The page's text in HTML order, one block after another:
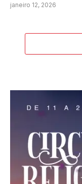
janeiro 12, 2026